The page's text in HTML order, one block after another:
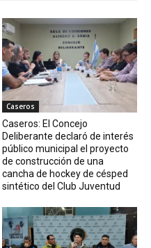
Caseros
Caseros: El Concejo
Deliberante declaró de interés
público municipal el proyecto
de construcción de una
cancha de hockey de césped
sintético del Club Juventud